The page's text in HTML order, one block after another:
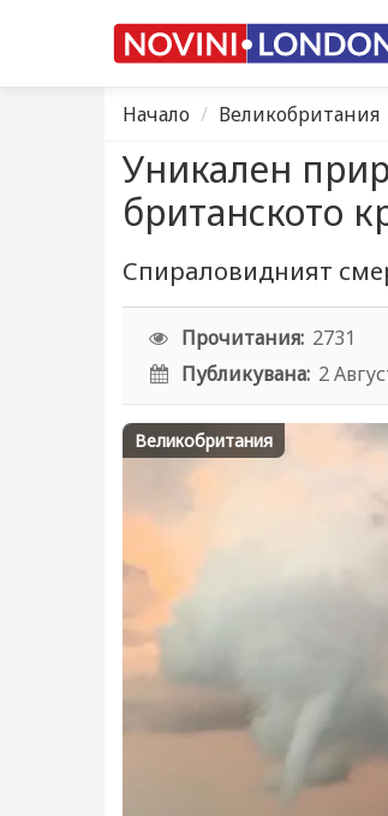
Начало Великобритания
Уникален
британското
Спираловидният
Прочитания: 2731
Публикувана: 2
Великобритания